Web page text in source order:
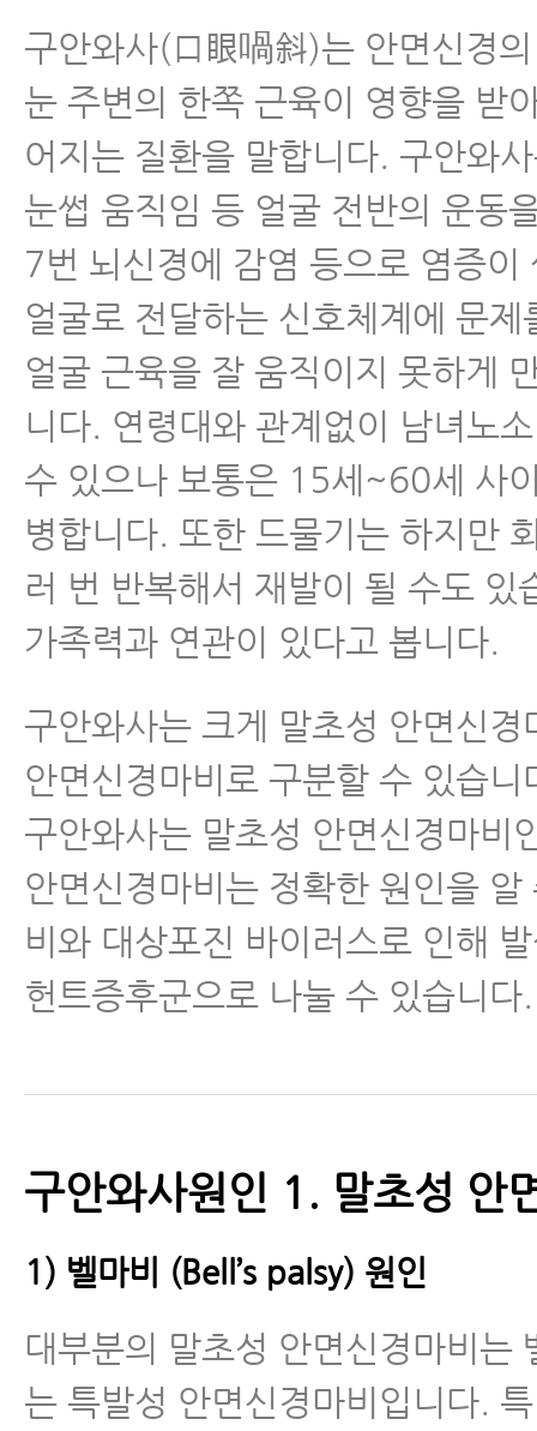
구안와사(口眼喎斜)는 안면신경
눈 주변의 한쪽 근육이 영향을 받
어지는 질환을 말합니다. 구안와
눈썹 움직임 등 얼굴 전반의 운동
7번 뇌신경에 감염 등으로 염증이
얼굴로 전달하는 신호체계에 문제
얼굴 근육을 잘 움직이지 못하게
니다. 연령대와 관계없이 남녀노
수 있으나 보통은 15세~60세 사
병합니다. 또한 드물기는 하지만
러 번 반복해서 재발이 될 수도 있
가족력과 연관이 있다고 봅니다.
구안와사는 크게 말초성 안면신경
안면신경마비로 구분할 수 있습니
구안와사는 말초성 안면신경마비
안면신경마비는 정확한 원인을 알
비와 대상포진 바이러스로 인해
헌트증후군으로 나눌 수 있습니다.
구안와사원인 1. 말초성 안
1) 벨마비 (Bell’s palsy) 원인
대부분의 말초성 안면신경마비는
는 특발성 안면신경마비입니다.